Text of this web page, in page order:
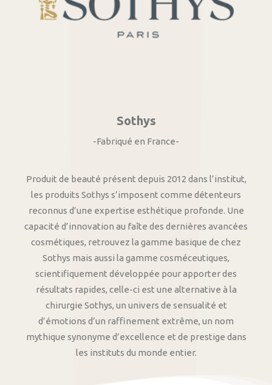
Sothys
-Fabriqué en France-
Produit de beauté présent depuis 2012 dans l’institut,
les produits Sothys s’imposent comme détenteurs
reconnus d’une expertise esthétique profonde. Une
capacité d’innovation au faîte des dernières avancées
cosmétiques, retrouvez la gamme basique de chez
Sothys mais aussi la gamme cosméceutiques,
scientifiquement développée pour apporter des
résultats rapides, celle-ci est une alternative à la
chirurgie Sothys, un univers de sensualité et
d’émotions d’un raffinement extrême, un nom
mythique synonyme d’excellence et de prestige dans
les instituts du monde entier.